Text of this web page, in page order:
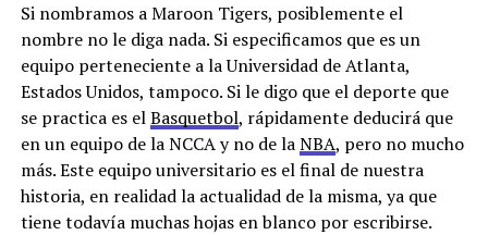
de las aves más rápidas y ágiles del mundo. La fisonomía
de su cuerpo son algunas de las características que
hacen a la dinamicidad de esta ave.
Pero, ¿por qué hablamos del emú?. Bueno, allí viene la
analogía. El diseño único de los autos de Fórmula los
hace ser los animales tecnológicos más veloces. Estas
máquinas en conjunto con un equipo de especialistas en
mecánica y pilotos conforman un espectáculo de
Si nombramos a Maroon Tigers, posiblemente el
nombre no le diga nada. Si especificamos que es un
equipo perteneciente a la Universidad de Atlanta,
Estados Unidos, tampoco. Si le digo que el deporte que
se practica es elBasquetbol, rápidamente deducirá que
en un equipo de la NCCA y no de laNBA, pero no mucho
más. Este equipo universitario es el final de nuestra
historia, en realidad la actualidad de la misma, ya que
tiene todavía muchas hojas en blanco por escribirse.